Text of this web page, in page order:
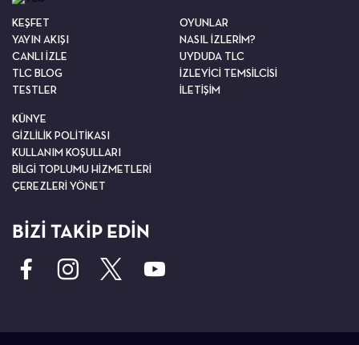
KEŞFET
YAYIN AKIŞI
CANLI İZLE
TLC BLOG
TESTLER
OYUNLAR
NASIL İZLERİM?
UYDUDA TLC
İZLEYİCİ TEMSİLCİSİ
İLETİŞİM
KÜNYE
GİZLİLİK POLİTİKASI
KULLANIM KOŞULLARI
BİLGİ TOPLUMU HİZMETLERİ
ÇEREZLERİ YÖNET
BİZİ TAKİP EDİN